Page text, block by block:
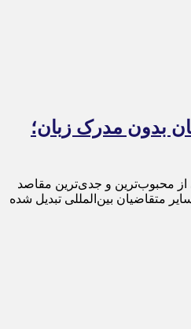
بدون مدرک زبان؛
از محبوب‌ترین و جدی‌ترین مقاصد
متقاضیان بین‌المللی تبدیل شده